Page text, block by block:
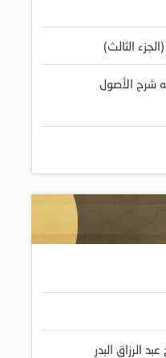
الثالث)
شرح الأصول
الرزاق البدر